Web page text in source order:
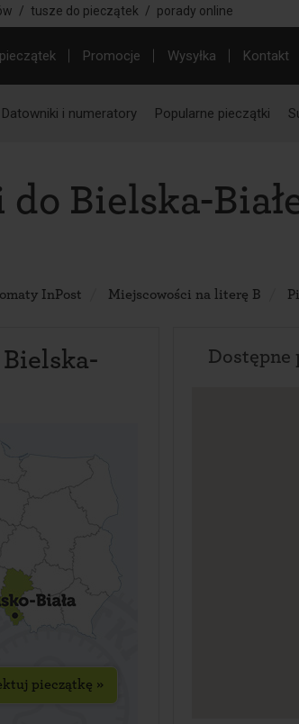
/ tusze do pieczątek / porady online
Promocje Wysyłka Kontakt
Datowniki i numeratory Popularne pieczątki
Bielska-
InPost Miejscowości na literę B
pieczątkę »
Dostępne